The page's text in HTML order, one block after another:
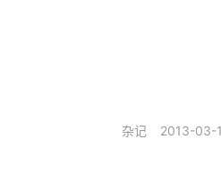
杂记 2013-03-